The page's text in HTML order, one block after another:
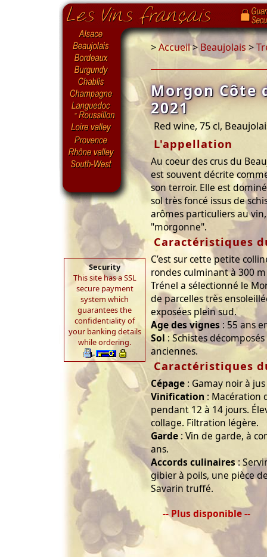
Security
This site has a SSL
secure payment
system which
guarantees the
confidentiality of
your banking details
while ordering.
>Accueil>Beaujolais>
Morgon Côte
2021
Red wine, 75 cl,
L'appellation
Au coeur des crus du
est souvent décrite
son terroir. Elle est
sol très foncé issus de
arômes particuliers au
"morgonne".
Caractéristiques
C’est sur cette petite
rondes culminant à 300
Trénel a sélectionné le
de parcelles très
exposées plein sud.
Age des vignes : 55 ans
Sol : Schistes
anciennes.
Caractéristiques
Cépage : Gamay noir à
Vinification : Macération
pendant 12 à 14 jours.
collage. Filtration légère.
Garde : Vin de garde, à
ans.
Accords culinaires:
gibier à poils, une pièce
Savarin truffé.
-- Plus disponible --